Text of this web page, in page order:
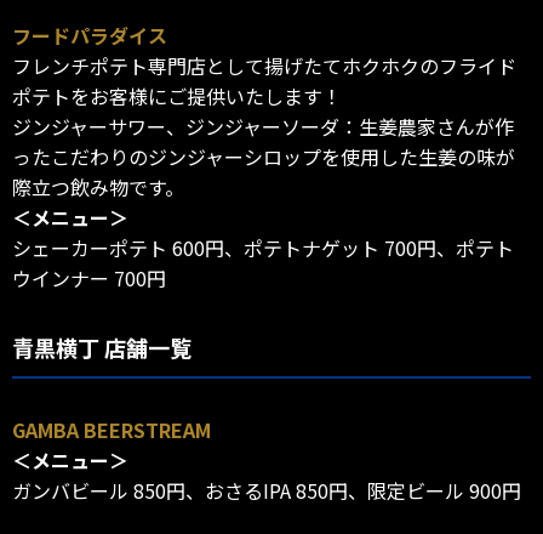
フードパラダイス
フレンチポテト専門店として揚げたてホクホクのフライド
ポテトをお客様にご提供いたします！
ジンジャーサワー、ジンジャーソーダ：生姜農家さんが作
ったこだわりのジンジャーシロップを使用した生姜の味が
際立つ飲み物です。
＜メニュー＞
シェーカーポテト 600円、ポテトナゲット 700円、ポテト
ウインナー 700円
青黒横丁 店舗一覧
GAMBA BEERSTREAM
＜メニュー＞
ガンバビール 850円、おさるIPA 850円、限定ビール 900円